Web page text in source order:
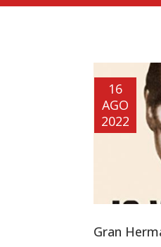
Gran
16
AGO
2022